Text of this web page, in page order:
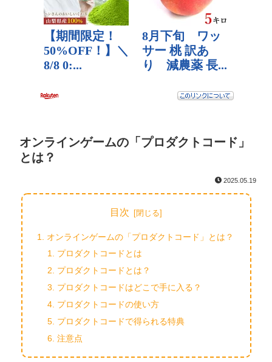
オンラインゲームの「プロダクトコード」
とは？
2025.05.19
目次
オンラインゲームの「プロダクトコード」とは？
プロダクトコードとは
プロダクトコードとは？
プロダクトコードはどこで手に入る？
プロダクトコードの使い方
プロダクトコードで得られる特典
注意点